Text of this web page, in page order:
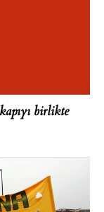
birlikte